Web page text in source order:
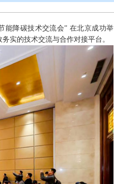
能降碳技术交流会” 在北京成功举
实的技术交流与合作对接平台。